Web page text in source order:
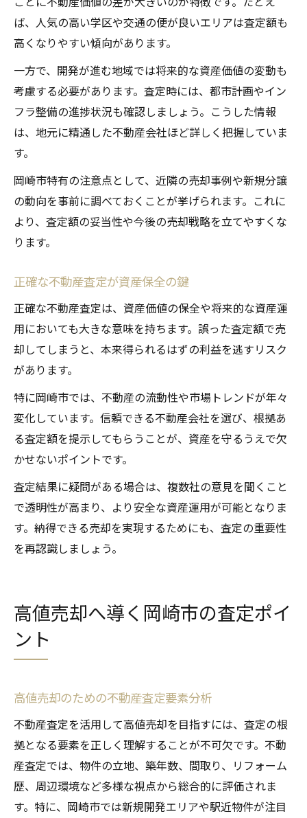
ば、人気の高い学区や交通の便が良いエリアは査定額も
高くなりやすい傾向があります。
一方で、開発が進む地域では将来的な資産価値の変動も
考慮する必要があります。査定時には、都市計画やイン
フラ整備の進捗状況も確認しましょう。こうした情報
は、地元に精通した不動産会社ほど詳しく把握していま
す。
岡崎市特有の注意点として、近隣の売却事例や新規分譲
の動向を事前に調べておくことが挙げられます。これに
より、査定額の妥当性や今後の売却戦略を立てやすくな
ります。
正確な不動産査定が資産保全の鍵
正確な不動産査定は、資産価値の保全や将来的な資産運
用においても大きな意味を持ちます。誤った査定額で売
却してしまうと、本来得られるはずの利益を逃すリスク
があります。
特に岡崎市では、不動産の流動性や市場トレンドが年々
変化しています。信頼できる不動産会社を選び、根拠あ
る査定額を提示してもらうことが、資産を守るうえで欠
かせないポイントです。
査定結果に疑問がある場合は、複数社の意見を聞くこと
で透明性が高まり、より安全な資産運用が可能となりま
す。納得できる売却を実現するためにも、査定の重要性
を再認識しましょう。
高値売却へ導く岡崎市の査定ポイ
ント
高値売却のための不動産査定要素分析
不動産査定を活用して高値売却を目指すには、査定の根
拠となる要素を正しく理解することが不可欠です。不動
産査定では、物件の立地、築年数、間取り、リフォーム
歴、周辺環境など多様な視点から総合的に評価されま
す。特に、岡崎市では新規開発エリアや駅近物件が注目